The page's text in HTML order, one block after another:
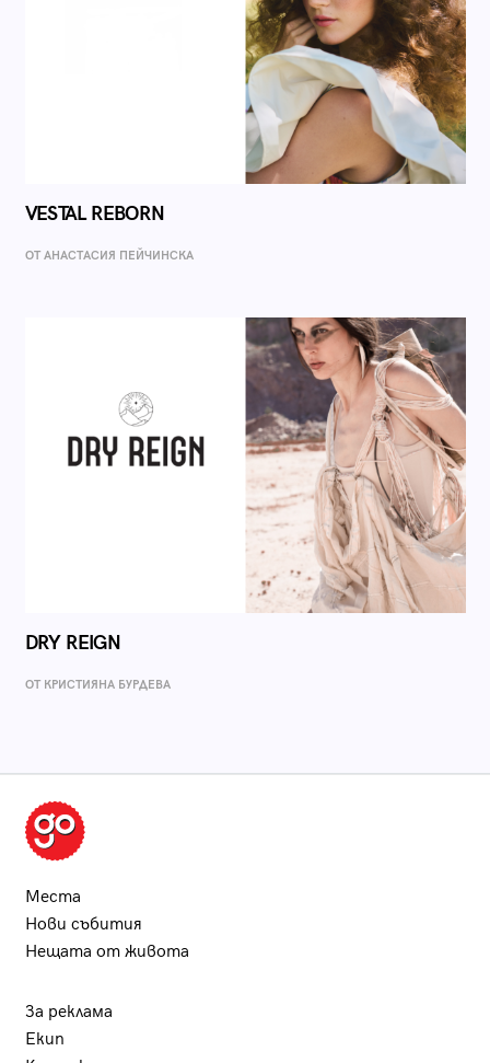
VESTAL REBORN
ОТ AНАСТАСИЯ ПЕЙЧИНСКА
DRY REIGN
ОТ КРИСТИЯНА БУРДЕВА
Места
Нови събития
Нещата от живота
За реклама
Екип